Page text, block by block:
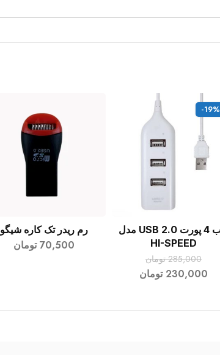
-19%
افزودن به سبد خرید هاب 4 پورت USB 2.0 مدل
HI-SPEED
285,000 تومان
230,000 تومان
افزودن به سبد خرید
رم ریدر تک کاره شیگو
70,500 تومان